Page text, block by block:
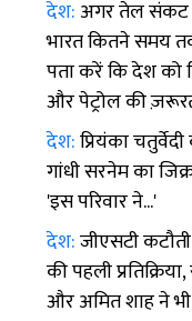
देश: अगर तेल संकट
भारत कितने समय
पता करें कि देश को
और पेट्रोल की
देश:प्रियंका
गांधी सरनेम का
'इस परिवार ने...'
देश:जीएसटी
की पहली
और अमित शाह ने